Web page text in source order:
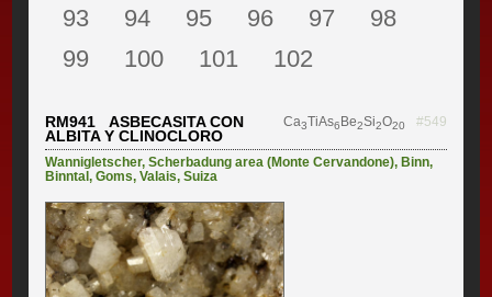
93
94 95 96 97
98
99
100 101 102
RM941 ASBECASITA CON
ALBITA Y CLINOCLORO
Ca3TiAs6 Be2Si2O20 #549
Wannigletscher,Scherbadung area (Monte Cervandone), Binn,
Binntal,Goms,Valais,Suiza